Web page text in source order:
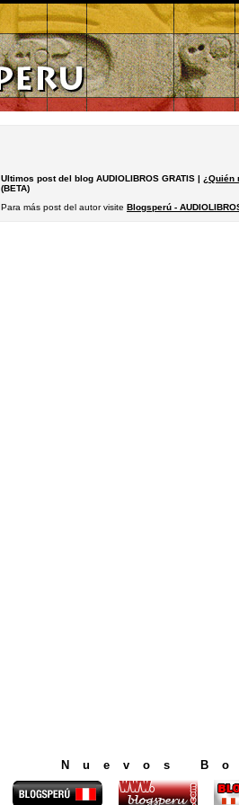
Ultimos post del blog AUDIOLIBROS GRATIS | ¿Quién
(BETA)
Para más post del autor visite Blogsperú -
Nuevos